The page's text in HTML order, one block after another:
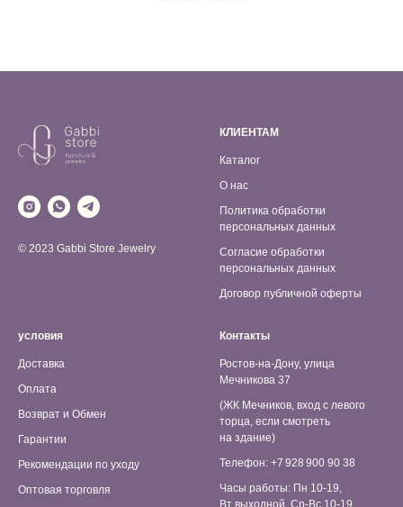
© 2023 Gabbi Store Jewelry
КЛИЕНТАМ
Каталог
О нас
Политика обработки
персональных данных
Согласие обработки
персональных данных
Договор публичной оферты
условия
Доставка
Оплата
Возврат и Обмен
Гарантии
Рекомендации по уходу
Оптовая торговля
Контакты
Ростов-на-Дону, улица
Мечникова 37
(ЖК Мечников, вход с левого
торца, если смотреть
на здание)
Телефон: +7 928 900 90 38
Часы работы: Пн 10-19,
Вт выходной, Ср-Вс 10-19